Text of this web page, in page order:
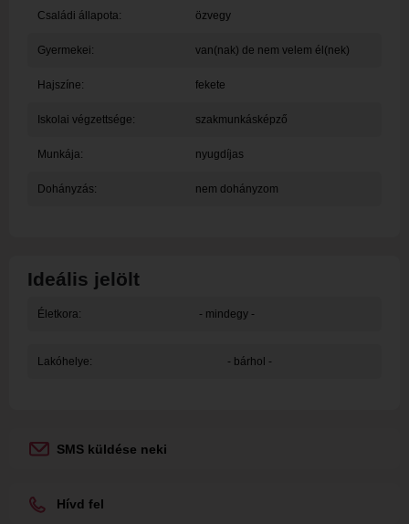
Családi állapota: özvegy
Gyermekei: van(nak) de nem velem él(nek)
Hajszíne: fekete
Iskolai végzettsége: szakmunkásképző
Munkája: nyugdíjas
Dohányzás: nem dohányzom
Ideális jelölt
Életkora: - mindegy -
Lakóhelye: - bárhol -
SMS küldése neki
Hívd fel